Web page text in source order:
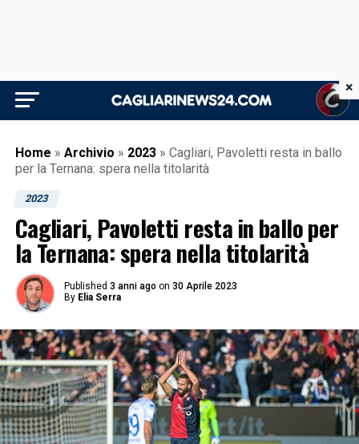
Home » Archivio » 2023 » Cagliari, Pavoletti resta in ballo
per la Ternana: spera nella titolarità
2023
Cagliari, Pavoletti resta in ballo per
la Ternana: spera nella titolarità
Published 3 anni ago on 30 Aprile 2023
By Elia Serra
×